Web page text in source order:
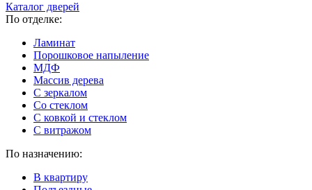
Каталог дверей
По отделке:
Ламинат
Порошковое напыление
МДФ
Массив дерева
С зеркалом
Со стеклом
С ковкой и стеклом
С витражом
По назначению:
В квартиру